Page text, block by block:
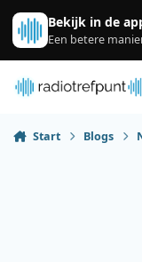
Spring naar bijdragen
Bekijk in de
Een betere
Start Blogs